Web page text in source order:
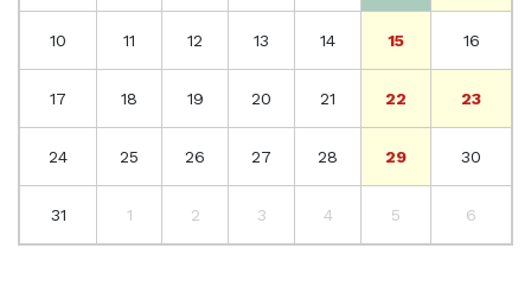
10 11 12 13 14 15 16
17 18 19 20 21 22 23
24 25 26 27 28 29 30
31 1 2 3 4 5 6